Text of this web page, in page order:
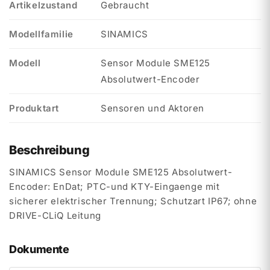
Artikelzustand Gebraucht
Modellfamilie SINAMICS
Modell
Sensor Module SME125
Absolutwert-Encoder
Produktart Sensoren und Aktoren
Beschreibung
SINAMICS Sensor Module SME125 Absolutwert-
Encoder: EnDat; PTC-und KTY-Eingaenge mit
sicherer elektrischer Trennung; Schutzart IP67; ohne
DRIVE-CLiQ Leitung
Dokumente